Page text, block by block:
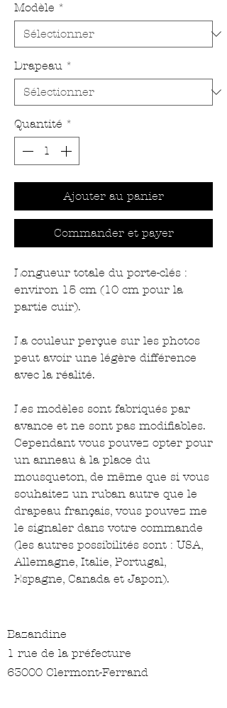
Modèle *
Drapeau *
Quantité *
Ajouter au panier
Commander et payer
Longueur totale du porte-clés :
environ 15 cm (10 cm pour la
partie cuir).
La couleur perçue sur les photos
peut avoir une légère différence
avec la réalité.
Les modèles sont fabriqués par
avance et ne sont pas modifiables.
Cependant vous pouvez opter pour
un anneau à la place du
mousqueton, de même que si vous
souhaitez un ruban autre que le
drapeau français, vous pouvez me
le signaler dans votre commande
(les autres possibilités sont : USA,
Allemagne, Italie, Portugal,
Espagne, Canada et Japon).
Bazandine
1 rue de la préfecture
63000 Clermont-Ferrand